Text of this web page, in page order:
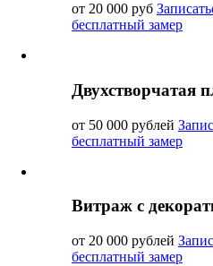
от 20 000 руб
бесплатный замер
Двухстворчатая
от 50 000 рублей
бесплатный замер
Витраж с
от 20 000 рублей
бесплатный замер